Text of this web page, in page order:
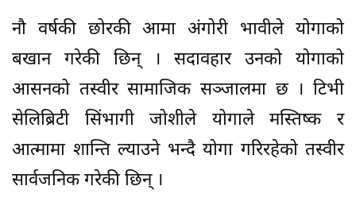
नौ वर्षकी छोरकी आमा अंगोरी भावीले योगाको
बखान गरेकी छिन् । सदावहार उनको योगाको
आसनको तस्वीर सामाजिक सञ्जालमा छ । टिभी
सेलिब्रिटी सिंभागी जोशीले योगाले मस्तिष्क र
आत्मामा शान्ति ल्याउने भन्दै योगा गरिरहेको तस्वीर
सार्वजनिक गरेकी छिन् ।